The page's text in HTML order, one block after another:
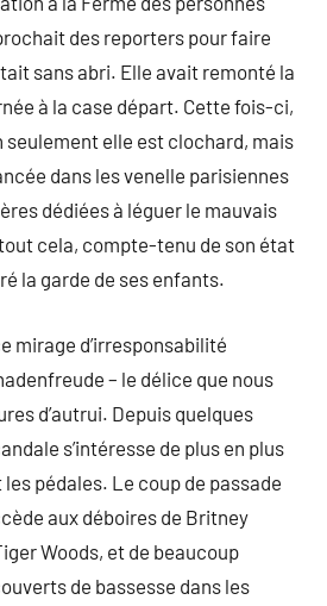
des reporters pour faire
sans abri. Elle avait remonté la
à la case départ. Cette fois-ci,
seulement elle est clochard, mais
dans les venelle parisiennes
dédiées à léguer le mauvais
cela, compte-tenu de son état
la garde de ses enfants.
mirage d’irresponsabilité
– le délice que nous
d’autrui. Depuis quelques
s’intéresse de plus en plus
pédales. Le coup de passade
aux déboires de Britney
Woods, et de beaucoup
de bassesse dans les